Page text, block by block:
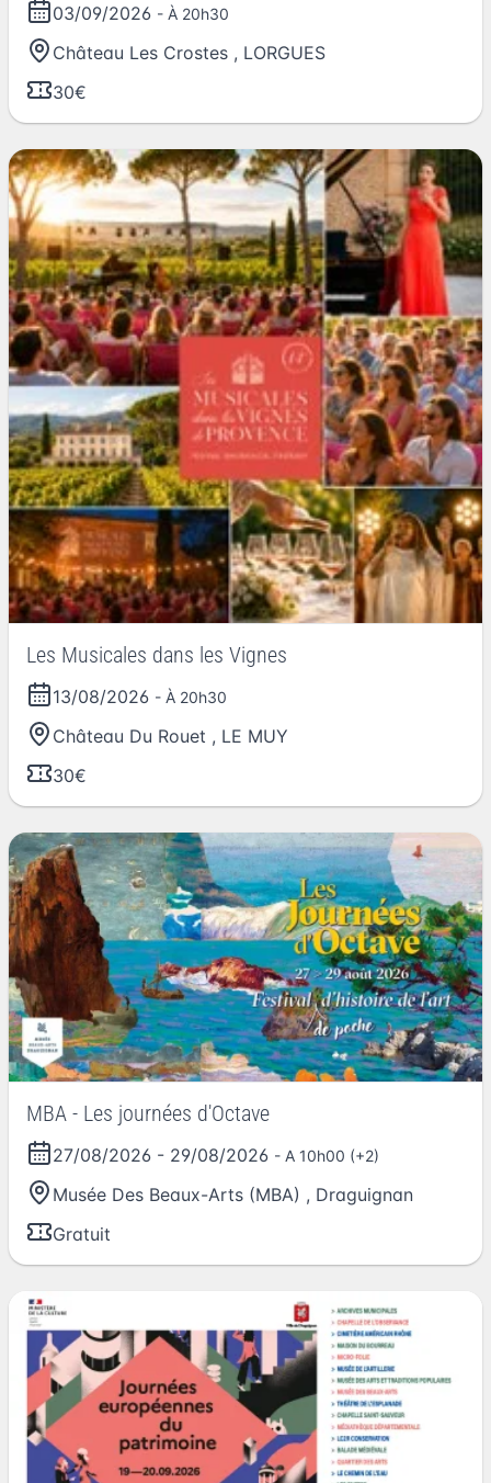
03/09/2026 - À 20h30
Château Les Crostes , LORGUES
30€
Les Musicales dans les Vignes
13/08/2026 - À 20h30
Château Du Rouet , LE MUY
30€
MBA - Les journées d'Octave
27/08/2026 - 29/08/2026 - A 10h00 (+2)
Musée Des Beaux-Arts (MBA) , Draguignan
Gratuit